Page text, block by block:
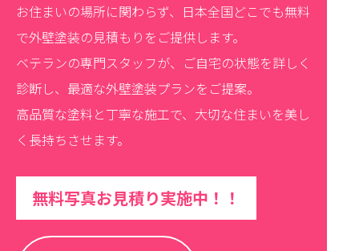
お住まいの場所に関わらず、日本全国どこでも無料
で外壁塗装の見積もりをご提供します。
ベテランの専門スタッフが、ご自宅の状態を詳しく
診断し、最適な外壁塗装プランをご提案。
高品質な塗料と丁寧な施工で、大切な住まいを美し
く長持ちさせます。
無料写真お見積り実施中！！